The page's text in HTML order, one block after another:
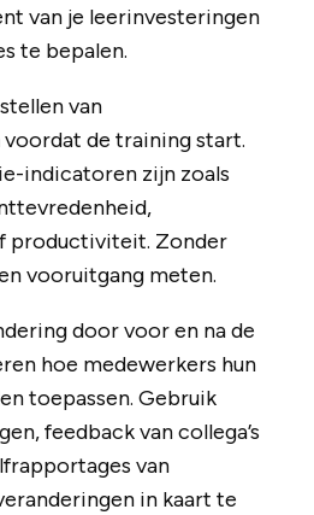
van je leerinvesteringen
te bepalen.
van
voordat de training start.
indicatoren zijn zoals
productiviteit. Zonder
vooruitgang meten.
door voor en na de
hoe medewerkers hun
toepassen. Gebruik
feedback van collega’s
van
in kaart te